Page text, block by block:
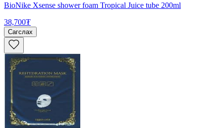
BioNike Xsense shower foam Tropical Juice tube 200ml
38,700₮
Сагслах